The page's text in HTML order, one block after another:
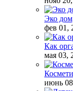
Эко
фев 01,
Как
мая 03,
июнь